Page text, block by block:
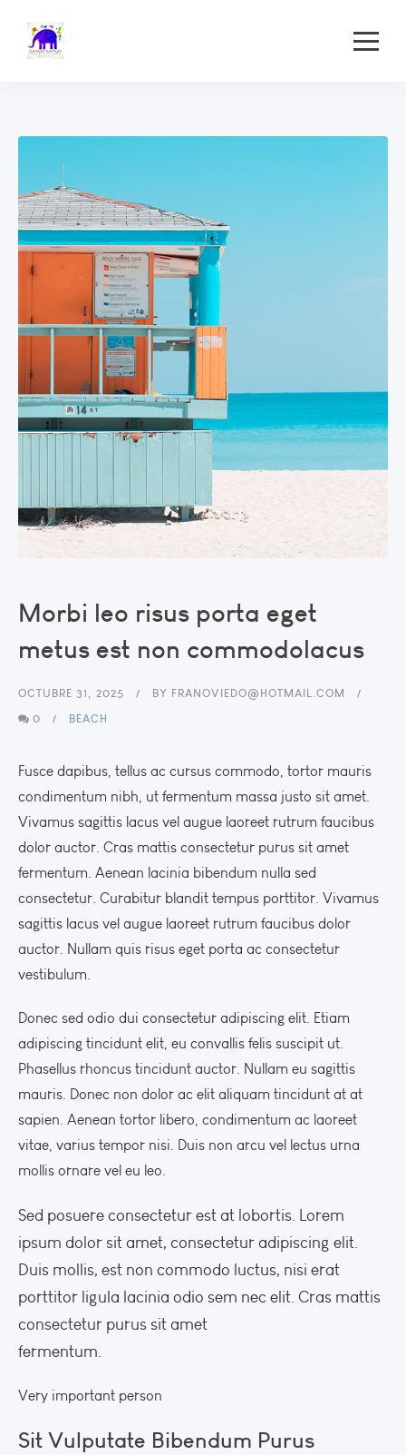
Morbi leo risus porta eget
metus est non commodolacus
OCTUBRE 31, 2025 BY FRANOVIEDO@HOTMAIL.COM
0
BEACH
Fusce dapibus, tellus ac cursus commodo, tortor mauris
condimentum nibh, ut fermentum massa justo sit amet.
Vivamus sagittis lacus vel augue laoreet rutrum faucibus
dolor auctor. Cras mattis consectetur purus sit amet
fermentum. Aenean lacinia bibendum nulla sed
consectetur. Curabitur blandit tempus porttitor. Vivamus
sagittis lacus vel augue laoreet rutrum faucibus dolor
auctor. Nullam quis risus eget porta ac consectetur
vestibulum.
Donec sed odio dui consectetur adipiscing elit. Etiam
adipiscing tincidunt elit, eu convallis felis suscipit ut.
Phasellus rhoncus tincidunt auctor. Nullam eu sagittis
mauris. Donec non dolor ac elit aliquam tincidunt at at
sapien. Aenean tortor libero, condimentum ac laoreet
vitae, varius tempor nisi. Duis non arcu vel lectus urna
mollis ornare vel eu leo.
Sed posuere consectetur est at lobortis. Lorem
ipsum dolor sit amet, consectetur adipiscing elit.
Duis mollis, est non commodo luctus, nisi erat
porttitor ligula lacinia odio sem nec elit. Cras mattis
consectetur purus sit amet
fermentum.
Very important person
Sit Vulputate Bibendum Purus